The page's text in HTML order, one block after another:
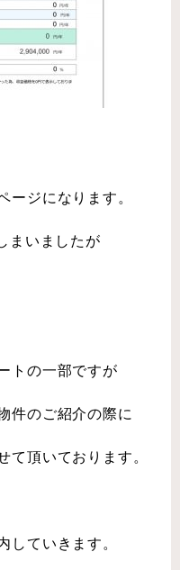
ージになります。
まいましたが
トの一部ですが
件のご紹介の際に
て頂いております。
していきます。